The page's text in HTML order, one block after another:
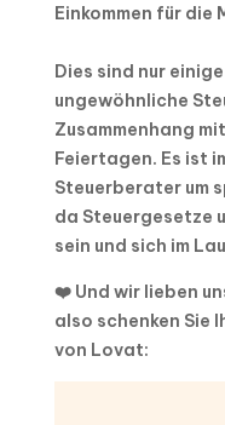
Einkommen für
Dies sind nur
ungewöhnliche
Zusammenhang
Feiertagen. Es ist
Steuerberater um
da Steuergesetze
sein und sich im
❤️ Und wir lieben
also schenken Sie
von Lovat: